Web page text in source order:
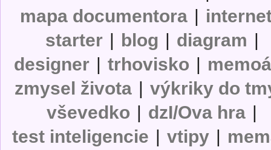
mapa documentora |
starter | blog | diagram |
designer | trhovisko |
zmysel života | výkriky do
vševedko | dzI/Ova hra |
test inteligencie | vtipy |